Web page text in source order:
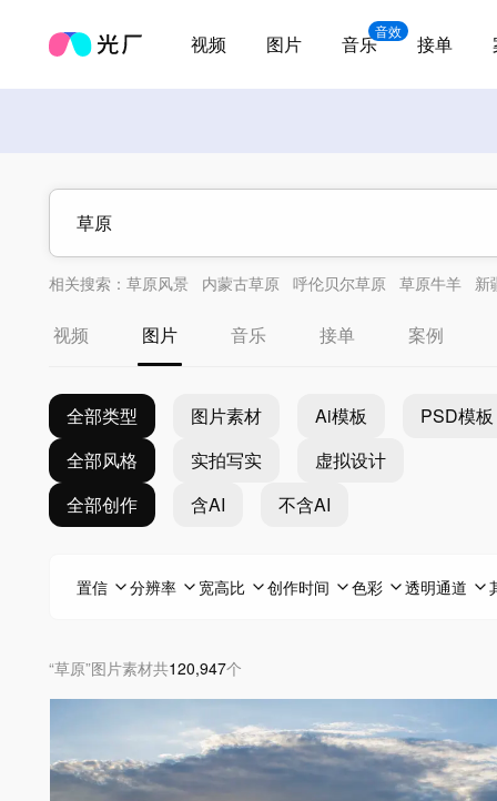
视频 图片
音效
音乐 接单
相关搜索： 草原风景 内蒙古草原 呼伦贝尔草原 草原牛羊 新
视频 图片 音乐 接单 案例
全部类型 图片素材 Ai模板
PSD模板
全部风格
实拍写实
虚拟设计
全部创作
含AI 不含AI
置信 分辨率 宽高比 创作时间 色彩 透明通道
“草原”图片素材共120,947个